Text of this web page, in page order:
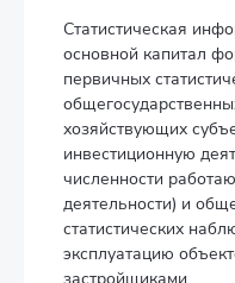
Статистическая
основной капитал
первичных
хозяйствующих
инвестиционную
численности
деятельности) и
статистических
эксплуатацию